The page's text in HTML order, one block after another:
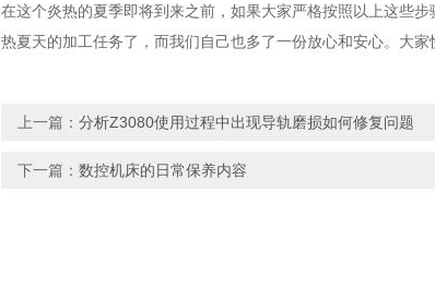
在这个炎热的夏季即将到来之前，如果大家严格按照以上这些
热夏天的加工任务了，而我们自己也多了一份放心和安心。大家
上一篇： 分析Z3080使用过程中出现导轨磨损如何修复问题
下一篇： 数控机床的日常保养内容